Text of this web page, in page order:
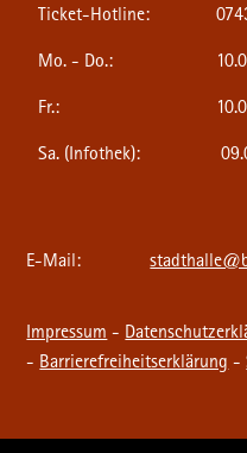
Ticket-Hotline:
Mo. - Do.:
Fr.:
Sa. (Infothek):
E-Mail:
Impressum-
-Barrierefreiheitserklärung-